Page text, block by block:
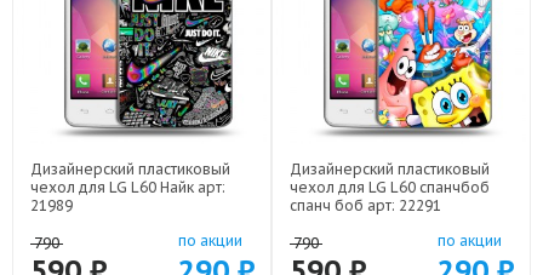
Дизайнерский пластиковый
чехол для LG L60 Найк арт:
21989
790 по акции
Дизайнерский пластиковый
чехол для LG L60 спанчбоб
спанч боб арт: 22291
790 по акции